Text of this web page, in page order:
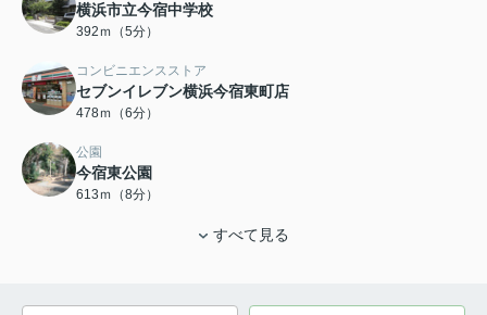
横浜市立今宿中学校
392ｍ（5分）
コンビニエンスストア
セブンイレブン横浜今宿東町店
478ｍ（6分）
公園
今宿東公園
613ｍ（8分）
すべて見る